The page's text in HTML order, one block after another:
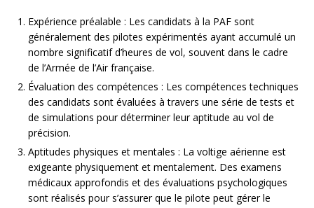
Expérience préalable : Les candidats à la PAF sont
généralement des pilotes expérimentés ayant accumulé un
nombre significatif d’heures de vol, souvent dans le cadre
de l’Armée de l’Air française.
Évaluation des compétences : Les compétences techniques
des candidats sont évaluées à travers une série de tests et
de simulations pour déterminer leur aptitude au vol de
précision.
Aptitudes physiques et mentales : La voltige aérienne est
exigeante physiquement et mentalement. Des examens
médicaux approfondis et des évaluations psychologiques
sont réalisés pour s’assurer que le pilote peut gérer le